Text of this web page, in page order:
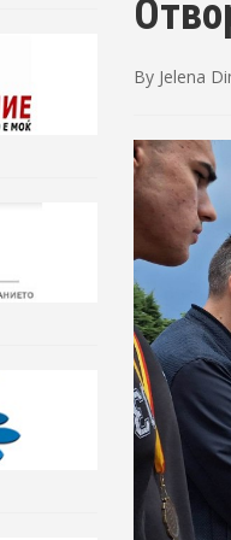
By Jelena